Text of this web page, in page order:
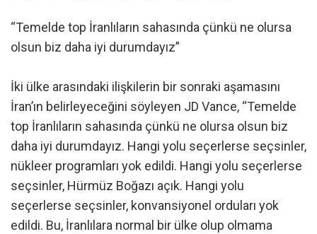
“Temelde top İranlıların sahasında çünkü ne olursa
olsun biz daha iyi durumdayız”
İki ülke arasındaki ilişkilerin bir sonraki aşamasını
İran’ın belirleyeceğini söyleyen JD Vance, “Temelde
top İranlıların sahasında çünkü ne olursa olsun biz
daha iyi durumdayız. Hangi yolu seçerlerse seçsinler,
nükleer programları yok edildi. Hangi yolu seçerlerse
seçsinler, Hürmüz Boğazı açık. Hangi yolu
seçerlerse seçsinler, konvansiyonel orduları yok
edildi. Bu, İranlılara normal bir ülke olup olmama